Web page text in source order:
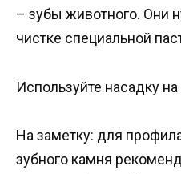
– зубы животного. Они
чистке специальной
Используйте насадку
На заметку: для
зубного камня